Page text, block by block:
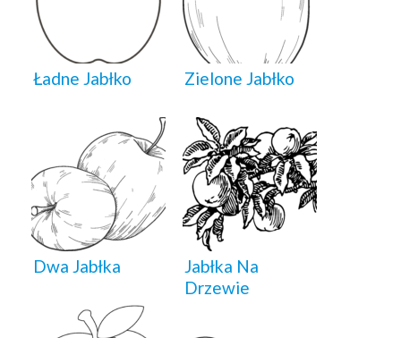
Ładne Jabłko Zielone Jabłko
Dwa Jabłka
Jabłka Na
Drzewie